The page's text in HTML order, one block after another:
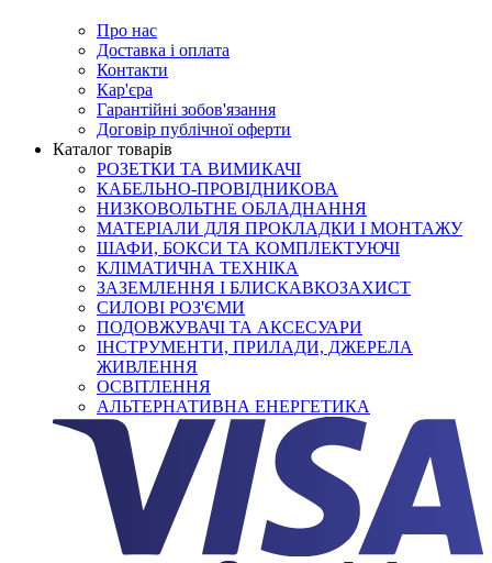
Про нас
Доставка і оплата
Контакти
Кар'єра
Гарантійні зобов'язання
Договір публічної оферти
Каталог товарів
РОЗЕТКИ ТА ВИМИКАЧІ
КАБЕЛЬНО-ПРОВІДНИКОВА
НИЗКОВОЛЬТНЕ ОБЛАДНАННЯ
МАТЕРІАЛИ ДЛЯ ПРОКЛАДКИ І МОНТАЖУ
ШАФИ, БОКСИ ТА КОМПЛЕКТУЮЧІ
КЛІМАТИЧНА ТЕХНІКА
ЗАЗЕМЛЕННЯ І БЛИСКАВКОЗАХИСТ
СИЛОВІ РОЗ'ЄМИ
ПОДОВЖУВАЧІ ТА АКСЕСУАРИ
ІНСТРУМЕНТИ, ПРИЛАДИ, ДЖЕРЕЛА
ЖИВЛЕННЯ
ОСВІТЛЕННЯ
АЛЬТЕРНАТИВНА ЕНЕРГЕТИКА